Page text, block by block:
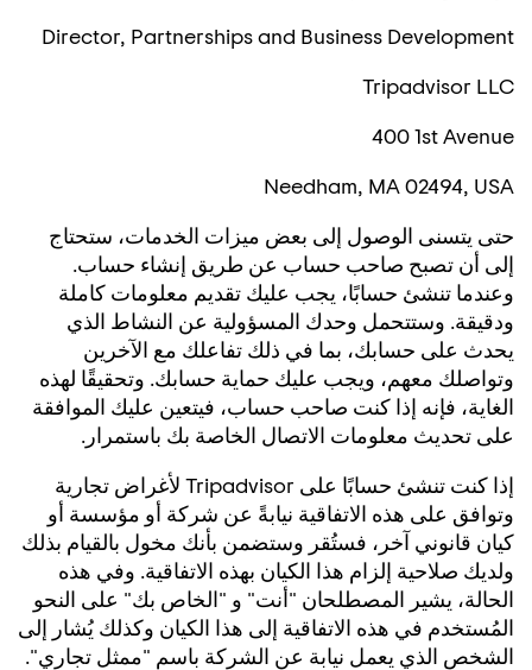
Director, Partnerships and Business Development
Tripadvisor LLC
400 1st Avenue
Needham, MA 02494, USA
حتى يتسنى الوصول إلى بعض ميزات الخدمات، ستحتاج
إلى أن تصبح صاحب حساب عن طريق إنشاء حساب.
وعندما تنشئ حسابًا، يجب عليك تقديم معلومات كاملة
ودقيقة. وستتحمل وحدك المسؤولية عن النشاط الذي
يحدث على حسابك، بما في ذلك تفاعلك مع الآخرين
وتواصلك معهم، ويجب عليك حماية حسابك. وتحقيقًا لهذه
الغاية، فإنه إذا كنت صاحب حساب، فيتعين عليك الموافقة
على تحديث معلومات الاتصال الخاصة بك باستمرار.
إذا كنت تنشئ حسابًا على Tripadvisor لأغراض تجارية
وتوافق على هذه الاتفاقية نيابةً عن شركة أو مؤسسة أو
كيان قانوني آخر، فستُقر وستضمن بأنك مخول بالقيام بذلك
ولديك صلاحية إلزام هذا الكيان بهذه الاتفاقية. وفي هذه
الحالة، يشير المصطلحان "أنت" و "الخاص بك" على النحو
المُستخدم في هذه الاتفاقية إلى هذا الكيان وكذلك يُشار إلى
الشخص الذي يعمل نيابة عن الشركة باسم "ممثل تجاري".